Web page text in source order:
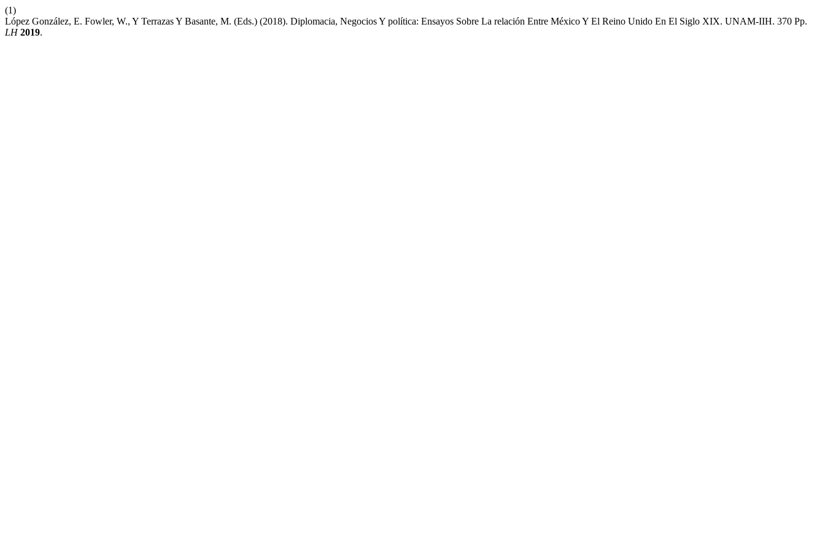
(1)
López González, E. Fowler, W., Y Terrazas Y Basante, M. (Eds.) (2018). Diplomacia, Negocios Y política: Ensayos Sobre La relación Entre México Y El Reino Unido En El Siglo XIX. UNAM-IIH. 370 Pp.
LH 2019.